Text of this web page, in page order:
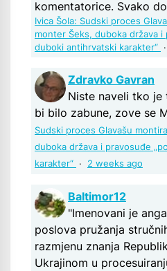
komentatorice. Svako
Ivica Šola: Sudski proces
monter Šeks, duboka država i
duboki antihrvatski karakter“ ·
Zdravko Gavran
Niste naveli tko je
bi bilo zabune, zove se
Sudski proces Glavašu
duboka država i pravosuđe
karakter“ · 2 weeks ago
Baltimor12
"Imenovani je
poslova pružanja
razmjenu znanja
Ukrajinom u